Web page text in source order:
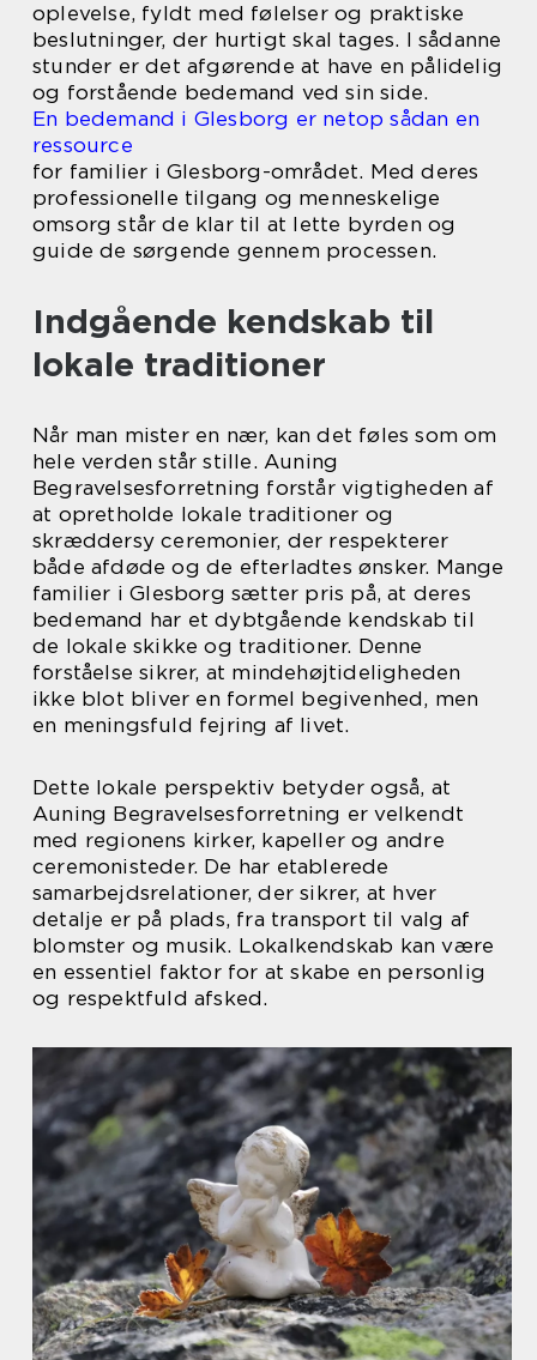
oplevelse, fyldt med følelser og praktiske
beslutninger, der hurtigt skal tages. I sådanne
stunder er det afgørende at have en pålidelig
og forstående bedemand ved sin side.
En bedemand i Glesborg er netop sådan en
ressource
for familier i Glesborg-området. Med deres
professionelle tilgang og menneskelige
omsorg står de klar til at lette byrden og
guide de sørgende gennem processen.
Indgående kendskab til
lokale traditioner
Når man mister en nær, kan det føles som om
hele verden står stille. Auning
Begravelsesforretning forstår vigtigheden af
at opretholde lokale traditioner og
skræddersy ceremonier, der respekterer
både afdøde og de efterladtes ønsker. Mange
familier i Glesborg sætter pris på, at deres
bedemand har et dybtgående kendskab til
de lokale skikke og traditioner. Denne
forståelse sikrer, at mindehøjtideligheden
ikke blot bliver en formel begivenhed, men
en meningsfuld fejring af livet.
Dette lokale perspektiv betyder også, at
Auning Begravelsesforretning er velkendt
med regionens kirker, kapeller og andre
ceremonisteder. De har etablerede
samarbejdsrelationer, der sikrer, at hver
detalje er på plads, fra transport til valg af
blomster og musik. Lokalkendskab kan være
en essentiel faktor for at skabe en personlig
og respektfuld afsked.